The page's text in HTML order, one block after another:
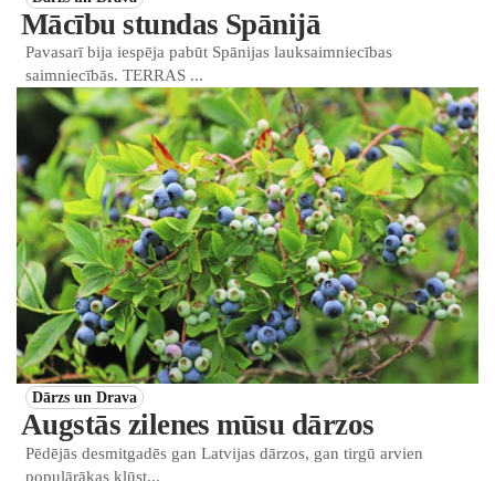
Mācību stundas Spānijā
Pavasarī bija iespēja pabūt Spānijas lauksaimniecības
saimniecībās. TERRAS ...
Dārzs un Drava
Augstās zilenes mūsu dārzos
Pēdējās desmitgadēs gan Latvijas dārzos, gan tirgū arvien
populārākas kļūst...